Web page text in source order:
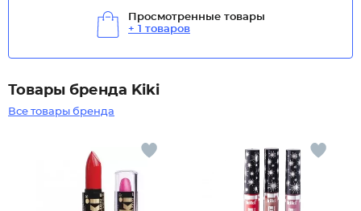
Просмотренные товары
+ 1 товаров
Товары бренда Kiki
Все товары бренда